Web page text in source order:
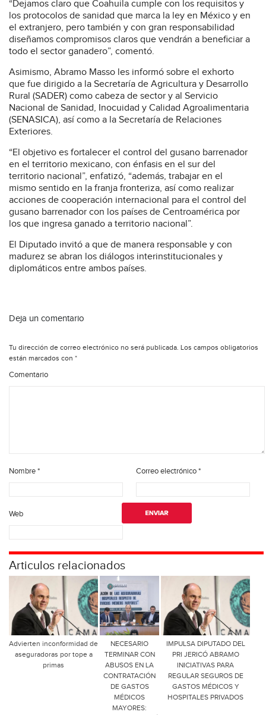
“Dejamos claro que Coahuila cumple con los requisitos y
los protocolos de sanidad que marca la ley en México y en
el extranjero, pero también y con gran responsabilidad
diseñamos compromisos claros que vendrán a beneficiar a
todo el sector ganadero”, comentó.
Asimismo, Abramo Masso les informó sobre el exhorto
que fue dirigido a la Secretaría de Agricultura y Desarrollo
Rural (SADER) como cabeza de sector y al Servicio
Nacional de Sanidad, Inocuidad y Calidad Agroalimentaria
(SENASICA), así como a la Secretaría de Relaciones
Exteriores.
“El objetivo es fortalecer el control del gusano barrenador
en el territorio mexicano, con énfasis en el sur del
territorio nacional”, enfatizó, “además, trabajar en el
mismo sentido en la franja fronteriza, así como realizar
acciones de cooperación internacional para el control del
gusano barrenador con los países de Centroamérica por
los que ingresa ganado a territorio nacional”.
El Diputado invitó a que de manera responsable y con
madurez se abran los diálogos interinstitucionales y
diplomáticos entre ambos países.
Deja un comentario
Tu dirección de correo electrónico no será publicada. Los campos obligatorios
están marcados con *
Comentario
Nombre* Correo electrónico*
Web
Articulos relacionados
Advierten inconformidad de
aseguradoras por tope a
primas
NECESARIO
TERMINAR CON
ABUSOS EN LA
CONTRATACIÓN
DE GASTOS
MÉDICOS
MAYORES:
IMPULSA DIPUTADO DEL
PRI JERICÓ ABRAMO
INICIATIVAS PARA
REGULAR SEGUROS DE
GASTOS MÉDICOS Y
HOSPITALES PRIVADOS